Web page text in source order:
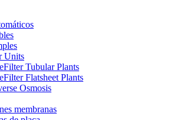
Units
Tubular Plants
Flatsheet Plants
Osmosis
membranas